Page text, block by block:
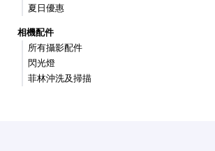
夏日優惠
相機配件
所有攝影配件
閃光燈
菲林沖洗及掃描